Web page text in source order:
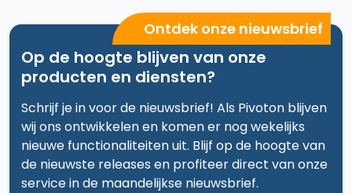
Ontdek onze nieuwsbrief
Op de hoogte blijven van onze
producten en diensten?
Schrijf je in voor de nieuwsbrief! Als Pivoton blijven
wij ons ontwikkelen en komen er nog wekelijks
nieuwe functionaliteiten uit. Blijf op de hoogte van
de nieuwste releases en profiteer direct van onze
service in de maandelijkse nieuwsbrief.